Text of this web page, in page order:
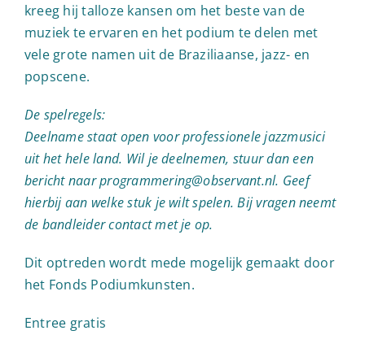
kreeg hij talloze kansen om het beste van de
muziek te ervaren en het podium te delen met
vele grote namen uit de Braziliaanse, jazz- en
popscene.
De spelregels:
Deelname staat open voor professionele jazzmusici
uit het hele land. Wil je deelnemen, stuur dan een
bericht naar programmering@observant.nl. Geef
hierbij aan welke stuk je wilt spelen. Bij vragen neemt
de bandleider contact met je op.
Dit optreden wordt mede mogelijk gemaakt door
het Fonds Podiumkunsten.
Entree gratis